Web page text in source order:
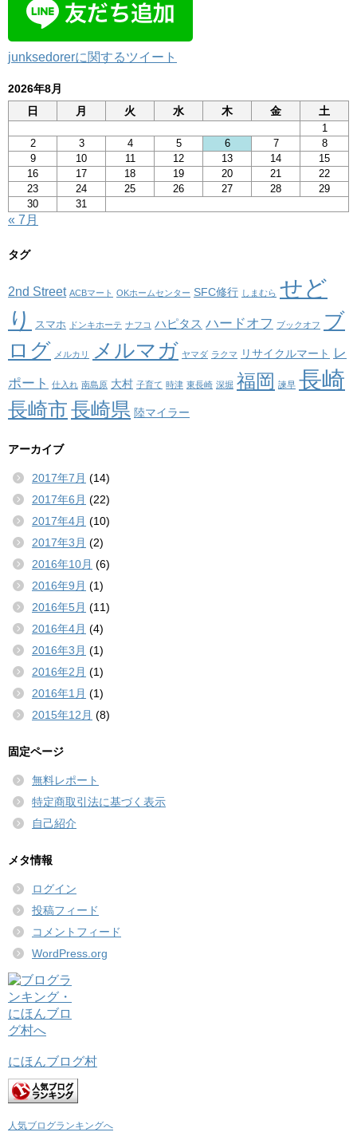
junksedorerに関するツイート
2026年8月
日
月 火 水 木 金 土
1
2
3 4 5 6 7
8
9
10 11 12 13 14
15
16
17 18 19 20 21
22
23
24 25 26 27 28
29
30
31
« 7月
タグ
2nd Street ACBマート OKホームセンター SFC修行 しまむら せど
り
スマホ ドンキホーテ ナフコ ハピタス ハードオフ ブックオフ ブ
ログ メルカリ メルマガ ヤマダ ラクマ リサイクルマート レ
ポート
仕入れ 南島原 大村 子育て 時津 東長崎 深堀 福岡 諫早 長崎
長崎市長崎県 陸マイラー
アーカイブ
2017年7月 (14)
2017年6月 (22)
2017年4月 (10)
2017年3月 (2)
2016年10月 (6)
2016年9月 (1)
2016年5月 (11)
2016年4月 (4)
2016年3月 (1)
2016年2月 (1)
2016年1月 (1)
2015年12月 (8)
固定ページ
無料レポート
特定商取引法に基づく表示
自己紹介
メタ情報
ログイン
投稿フィード
コメントフィード
WordPress.org
にほんブログ村
人気ブログランキングへ